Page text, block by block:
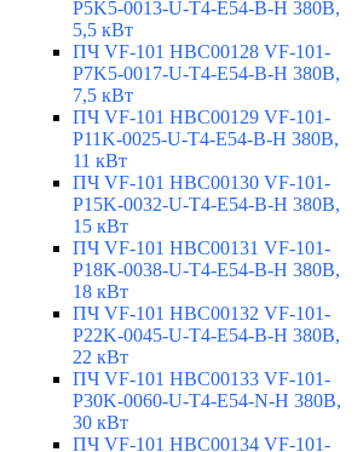
P5K5-0013-U-T4-E54-B-H 380В,
5,5 кВт
ПЧ VF-101 HBC00128 VF-101-
P7K5-0017-U-T4-E54-B-H 380В,
7,5 кВт
ПЧ VF-101 HBC00129 VF-101-
P11K-0025-U-T4-E54-B-H 380В,
11 кВт
ПЧ VF-101 HBC00130 VF-101-
P15K-0032-U-T4-E54-B-H 380В,
15 кВт
ПЧ VF-101 HBC00131 VF-101-
P18K-0038-U-T4-E54-B-H 380В,
18 кВт
ПЧ VF-101 HBC00132 VF-101-
P22K-0045-U-T4-E54-B-H 380В,
22 кВт
ПЧ VF-101 HBC00133 VF-101-
P30K-0060-U-T4-E54-N-H 380В,
30 кВт
ПЧ VF-101 HBC00134 VF-101-